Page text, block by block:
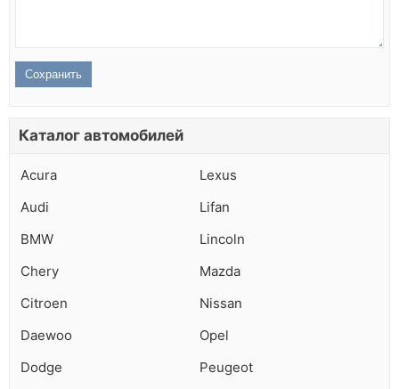
Каталог автомобилей
Acura
Lexus
Audi
Lifan
BMW
Lincoln
Chery
Mazda
Citroen
Nissan
Daewoo
Opel
Dodge
Peugeot